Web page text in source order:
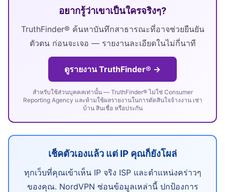
อยากรู้ว่าเขาเป็นใครจริงๆ?
TruthFinder® ค้นหาบันทึกสาธารณะที่อาจช่วยยืนยัน
ตัวตน ก่อนจะเจอ — รายงานละเอียดในไม่กี่นาที
ดูรายงาน TruthFinder® →
สำหรับใช้ส่วนบุคคลเท่านั้น — TruthFinder® ไม่ใช่ Consumer
Reporting Agency และห้ามใช้ผลรายงานในการตัดสินใจจ้างงาน เช่า
บ้าน สินเชื่อ หรือประกัน
เช็คตัวเองแล้ว แต่ IP คุณก็ยังโผล่
ทุกเว็บที่คุณเข้าเห็น IP จริง ISP และตำแหน่งคร่าวๆ
ของคุณ. NordVPN ซ่อนข้อมูลเหล่านี้ ปกป้องการ